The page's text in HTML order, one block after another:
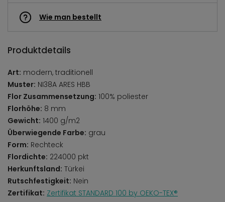
Wie man bestellt
Produktdetails
Art: modern, traditionell
Muster: NI38A ARES HBB
Flor Zusammensetzung: 100% poliester
Florhöhe: 8 mm
Gewicht: 1400 g/m2
Überwiegende Farbe: grau
Form: Rechteck
Flordichte: 224000 pkt
Herkunftsland: Türkei
Rutschfestigkeit: Nein
Zertifikat: Zertifikat STANDARD 100 by OEKO-TEX®